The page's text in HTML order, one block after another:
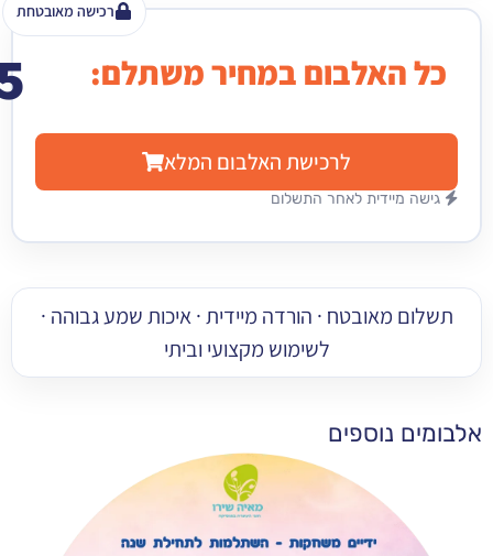
רכישה מאובטחת
האלבום במחיר משתלם: ₪ 15
לרכישת האלבום המלא
מיידית לאחר התשלום
מאובטח · הורדה מיידית · איכות שמע גבוהה ·
לשימוש מקצועי וביתי
נוספים